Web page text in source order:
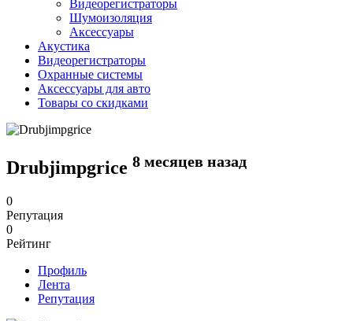
Видеорегистраторы
Шумоизоляция
Аксессуары
Акустика
Видеорегистраторы
Охранные системы
Аксессуары для авто
Товары со скидками
Drubjimpgrice 8 месяцев назад
0
Репутация
0
Рейтинг
Профиль
Лента
Репутация